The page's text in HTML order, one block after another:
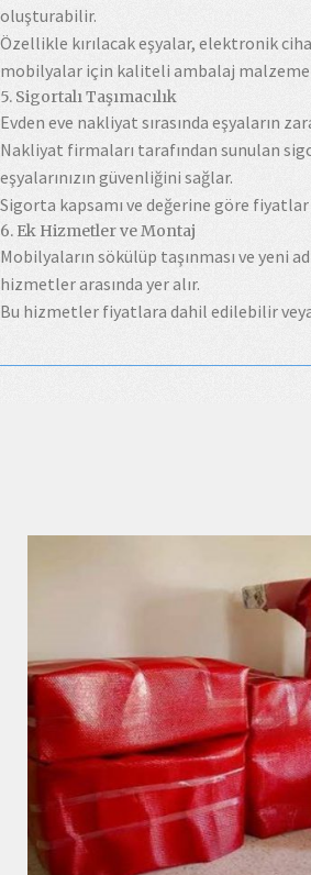
oluşturabilir.
Özellikle kırılacak eşyalar, elektronik
mobilyalar için kaliteli ambalaj
5. Sigortalı Taşımacılık
Evden eve nakliyat sırasında eşyaların
Nakliyat firmaları tarafından sunulan
eşyalarınızın güvenliğini sağlar.
Sigorta kapsamı ve değerine göre
6. Ek Hizmetler ve Montaj
Mobilyaların sökülüp taşınması ve yeni
hizmetler arasında yer alır.
Bu hizmetler fiyatlara dahil edilebilir